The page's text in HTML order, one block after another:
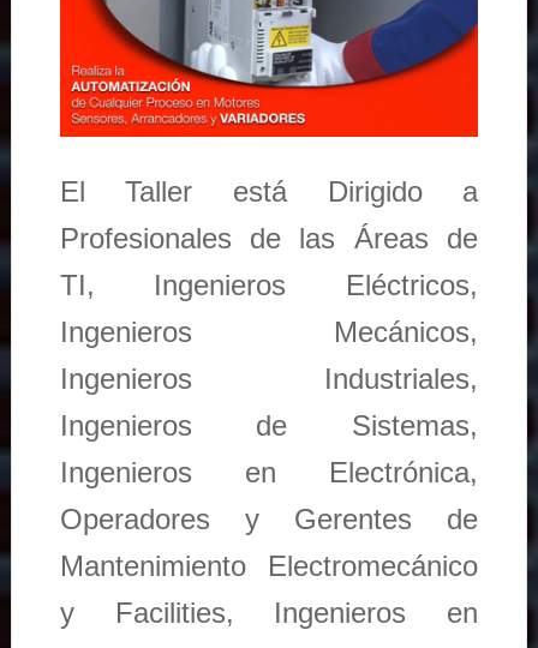
El Taller está Dirigido a
Profesionales de las Áreas de
TI, Ingenieros Eléctricos,
Ingenieros Mecánicos,
Ingenieros Industriales,
Ingenieros de Sistemas,
Ingenieros en Electrónica,
Operadores y Gerentes de
Mantenimiento Electromecánico
y Facilities, Ingenieros en